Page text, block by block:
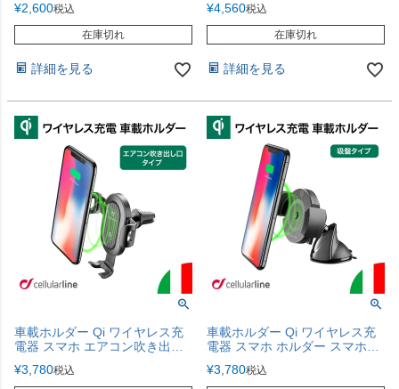
車載 携帯ホルダー エアコン送
風口取り付け 簡単
HANDYDRIVEPRE 海外
¥2,600税込
在庫切れ
詳細を見る
載 携帯ホルダー スマホスタン
ド 吸盤 吸着力 360度回転 海外
Cellularline
¥4,560税込
在庫切れ
詳細を見る
車載ホルダー Qi ワイヤレス充
電器 スマホ エアコン吹き出し
ルダー iPhone 車 車載 携帯ホル
¥3,780税込
車載ホルダー Qi ワイヤレス充
電器 スマホ ホルダー スマホホ
ダー スマホスタンド 吸盤 吸着
¥3,780税込